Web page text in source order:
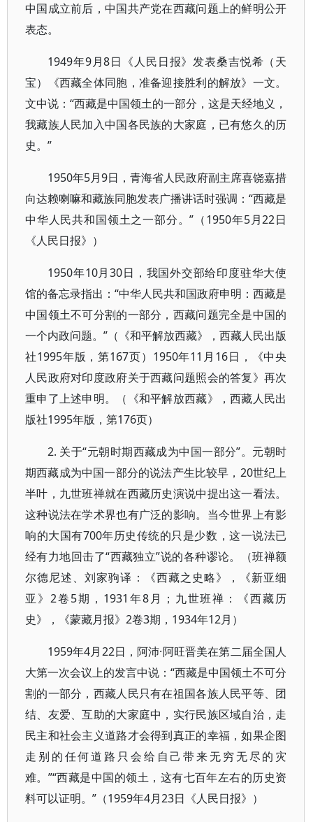
中国成立前后，中国共产党在西藏问题上的鲜明公开
表态。
1949年9月8日《人民日报》发表桑吉悦希（天
宝）《西藏全体同胞，准备迎接胜利的解放》一文。
文中说：“西藏是中国领土的一部分，这是天经地义，
我藏族人民加入中国各民族的大家庭，已有悠久的历
史。”
1950年5月9日，青海省人民政府副主席喜饶嘉措
向达赖喇嘛和藏族同胞发表广播讲话时强调：“西藏是
中华人民共和国领土之一部分。”（1950年5月22日
《人民日报》）
1950年10月30日，我国外交部给印度驻华大使
馆的备忘录指出：“中华人民共和国政府申明：西藏是
中国领土不可分割的一部分，西藏问题完全是中国的
一个内政问题。”（《和平解放西藏》，西藏人民出版
社1995年版，第167页）1950年11月16日，《中央
人民政府对印度政府关于西藏问题照会的答复》再次
重申了上述申明。（《和平解放西藏》，西藏人民出
版社1995年版，第176页）
2. 关于“元朝时期西藏成为中国一部分”。元朝时
期西藏成为中国一部分的说法产生比较早，20世纪上
半叶，九世班禅就在西藏历史演说中提出这一看法。
这种说法在学术界也有广泛的影响。当今世界上有影
响的大国有700年历史传统的只是少数，这一说法已
经有力地回击了“西藏独立”说的各种谬论。（班禅额
尔德尼述、刘家驹译：《西藏之史略》，《新亚细
亚》2卷5期，1931年8月；九世班禅：《西藏历
史》，《蒙藏月报》2卷3期，1934年12月）
1959年4月22日，阿沛·阿旺晋美在第二届全国人
大第一次会议上的发言中说：“西藏是中国领土不可分
割的一部分，西藏人民只有在祖国各族人民平等、团
结、友爱、互助的大家庭中，实行民族区域自治，走
民主和社会主义道路才会得到真正的幸福，如果企图
走别的任何道路只会给自己带来无穷无尽的灾
难。”“西藏是中国的领土，这有七百年左右的历史资
料可以证明。”（1959年4月23日《人民日报》）